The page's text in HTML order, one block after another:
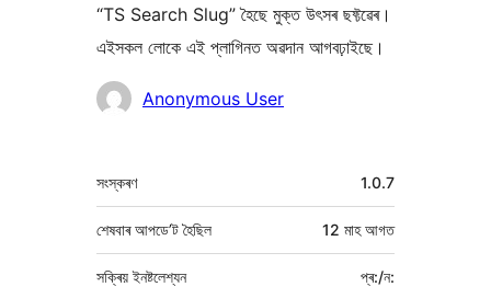
“TS Search Slug” হৈছে মুক্ত উৎসৰ ছফ্টৱেৰ।
এইসকল লোকে এই প্লাগিনত অৱদান আগবঢ়াইছে।
অৱদানকাৰীসকলAnonymous User
মেটা 1.0.7
সংস্কৰণ
12 মাহআগত
শেষবাৰ আপডে’ট হৈছিল
সক্ৰিয় ইনষ্টলেশ্যন প্ৰ:/ন: